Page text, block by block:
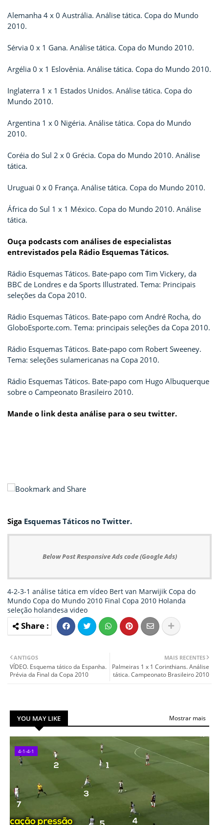
Alemanha 4 x 0 Austrália. Análise tática. Copa do Mundo
2010.
Sérvia 0 x 1 Gana. Análise tática. Copa do Mundo 2010.
Argélia 0 x 1 Eslovênia. Análise tática. Copa do Mundo 2010.
Inglaterra 1 x 1 Estados Unidos. Análise tática. Copa do
Mundo 2010.
Argentina 1 x 0 Nigéria. Análise tática. Copa do Mundo
2010.
Coréia do Sul 2 x 0 Grécia. Copa do Mundo 2010. Análise
tática.
Uruguai 0 x 0 França. Análise tática. Copa do Mundo 2010.
África do Sul 1 x 1 México. Copa do Mundo 2010. Análise
tática.
Ouça podcasts com análises de especialistas
entrevistados pela Rádio Esquemas Táticos.
Rádio Esquemas Táticos. Bate-papo com Tim Vickery, da
BBC de Londres e da Sports Illustrated. Tema: Principais
seleções da Copa 2010.
Rádio Esquemas Táticos. Bate-papo com André Rocha, do
GloboEsporte.com. Tema: principais seleções da Copa 2010.
Rádio Esquemas Táticos. Bate-papo com Robert Sweeney.
Tema: seleções sulamericanas na Copa 2010.
Rádio Esquemas Táticos. Bate-papo com Hugo Albuquerque
sobre o Campeonato Brasileiro 2010.
Mande o link desta análise para o seu twitter.
Siga Esquemas Táticos no Twitter.
Below Post Responsive Ads code (Google Ads)
4-2-3-1 análise tática em vídeo Bert van Marwijik Copa do
Mundo Copa do Mundo 2010 Final Copa 2010 Holanda
seleção holandesa video
MAIS RECENTES
Palmeiras 1 x 1 Corinthians. Análise
tática. Campeonato Brasileiro 2010
ANTIGOS
VÍDEO. Esquema tático da Espanha.
Prévia da Final da Copa 2010
YOU MAY LIKE Mostrar mais
4-1-4-1